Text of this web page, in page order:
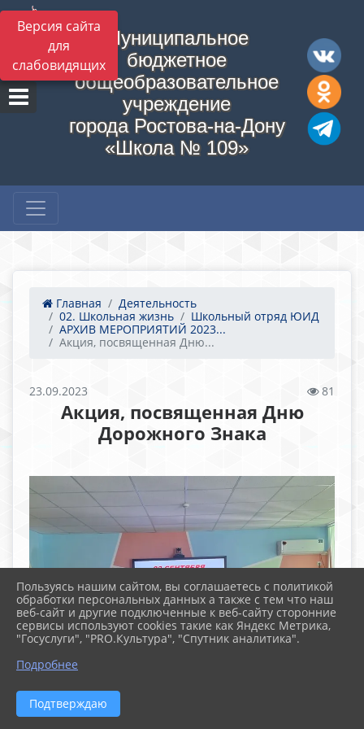
Версия сайта
для
слабовидящих
Муниципальное
бюджетное
общеобразовательное
учреждение
города Ростова-на-Дону
«Школа № 109»
Главная
Деятельность
02. Школьная жизнь
Школьный отряд ЮИД
АРХИВ МЕРОПРИЯТИЙ 2023...
Акция, посвященная Дню...
23.09.2023 81
Акция, посвященная Дню
Дорожного Знака
Пользуясь нашим сайтом, вы соглашаетесь с политикой
обработки персональных данных а также с тем что наш
веб-сайт и другие подключенные к веб-сайту сторонние
сервисы используют cookies такие как Яндекс Метрика,
"Госуслуги", "PRO.Культура", "Спутник аналитика".
Подробнее
Подтверждаю